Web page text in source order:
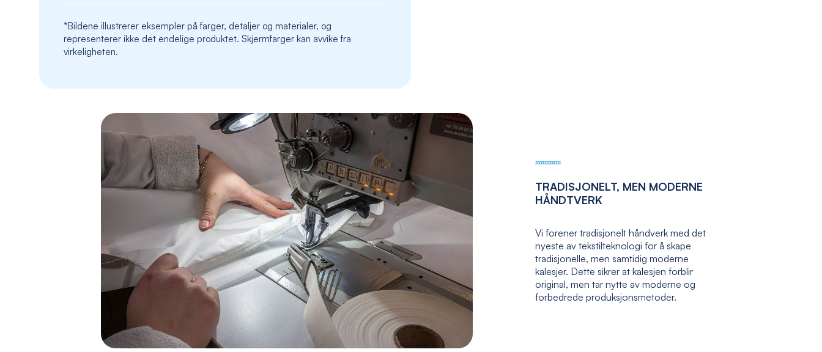
*Bildene illustrerer eksempler på farger, detaljer og materialer, og
representerer ikke det endelige produktet. Skjermfarger kan avvike fra
virkeligheten.
TRADISJONELT, MEN MODERNE
HÅNDTVERK
Vi forener tradisjonelt håndverk med det
nyeste av tekstilteknologi for å skape
tradisjonelle, men samtidig moderne
kalesjer. Dette sikrer at kalesjen forblir
original, men tar nytte av moderne og
forbedrede produksjonsmetoder.